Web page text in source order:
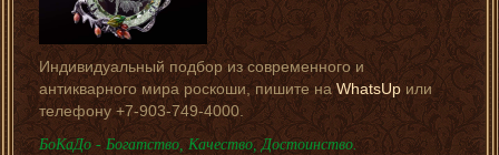
Индивидуальный подбор из современного и
антикварного мира роскоши, пишите наWhatsUpили
телефону +7-903-749-4000.
БоКаДо - Богатство, Качество, Достоинство.